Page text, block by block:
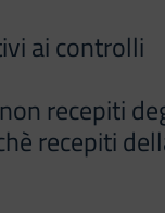
ai controlli
recepiti
recepiti